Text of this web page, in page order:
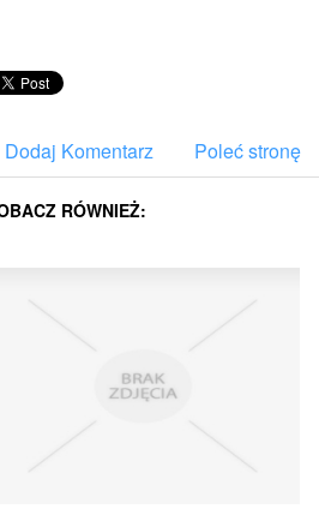
Dodaj Komentarz Poleć stronę
RÓWNIEŻ: